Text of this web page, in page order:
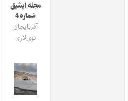
مجله ایشیق
شماره 4
آذربایجان
توی‌لاری